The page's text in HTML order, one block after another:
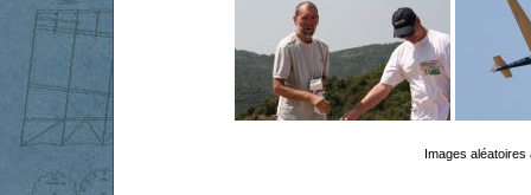
Images aléatoires